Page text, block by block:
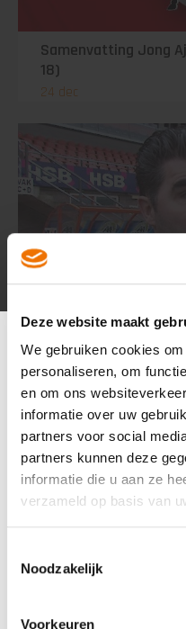
Deze website maakt
We gebruiken cookies
personaliseren, om
en om ons
informatie over uw
partners voor social
partners kunnen deze
informatie die u aan ze
verzameld op basis van
Noodzakelijk
Voorkeuren
Samenvatting Jong
18)
24 dec
Interview Misha
Volendam (2017-18)
23 dec